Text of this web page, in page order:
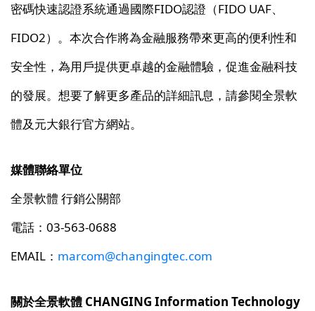
密碼快速認證系統通過國際FIDO認證（FIDO UAF、
FIDO2）。本次合作將為金融服務帶來更高的便利性和
安全性，為用戶提供更卓越的金融體驗，促進金融科技
的發展。想要了解更多產品的詳細訊息，請參閱全景軟
體及元大銀行官方網站。
媒體聯絡單位
全景軟體 行銷公關部
電話：03-563-0688
EMAIL： marcom@changingtec.com
關於全景軟體 CHANGING Information Technology